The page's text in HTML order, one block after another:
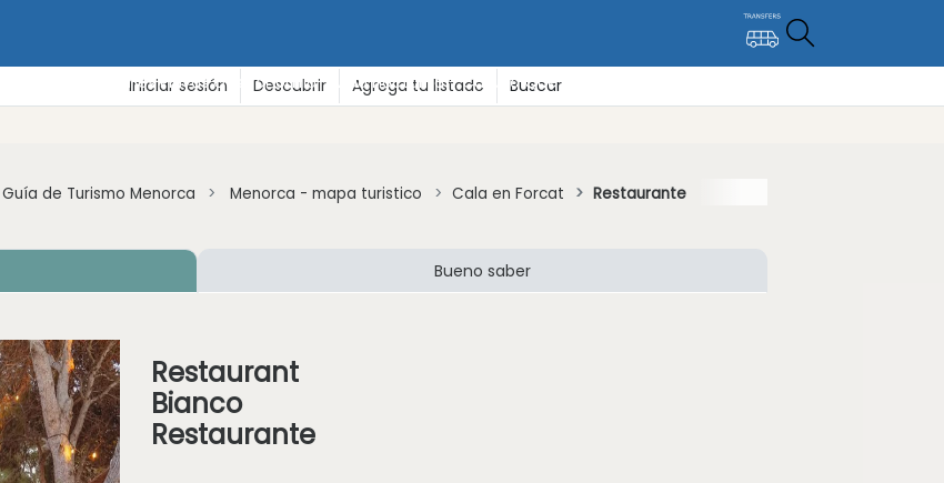
Zonas de vacaciones Playas Gastronomía - Vida nocturna - Cultura Que hacer / Que ver
Iniciar sesión Descubrir Agrega tu listado Buscar
Guía de Turismo Menorca Menorca - mapa turistico Cala en Forcat Restaurante
Bueno saber
Restaurant
Bianco
Restaurante